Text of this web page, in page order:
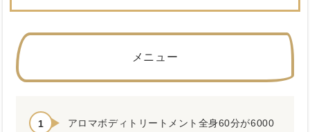
メニュー
アロマボディトリートメント全身60分が6000